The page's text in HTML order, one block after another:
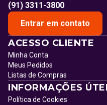
(91) 3311-3800
Entrar em contato
ACESSO CLIENTE
Minha Conta
Meus Pedidos
Listas de Compras
INFORMAÇÕES
Política de Cookies